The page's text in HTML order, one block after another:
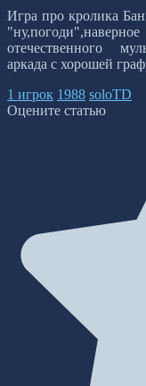
Игра про кролика
отечественного
аркада с хорошей
1 игрок 1988 soloTD
Оцените статью